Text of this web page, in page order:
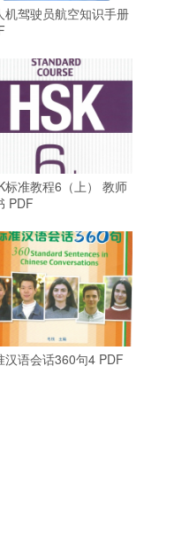
机驾驶员航空知识手册
标准教程6（上） 教师
PDF
汉语会话360句4 PDF